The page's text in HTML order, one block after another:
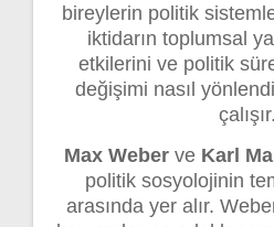
bireylerin politik
iktidarın toplumsal
etkilerini ve politik
değişimi nasıl
çalışır.
Max Weberve Karl
politik sosyolojinin
arasında yer alır.